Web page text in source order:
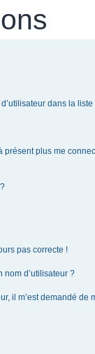
dans la liste
présent plus me
pas correcte !
nom d’utilisateur ?
il m’est demandé de